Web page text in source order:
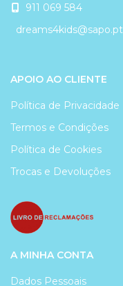
911 069 584
dreams4kids@sapo.pt
APOIO AO CLIENTE
Política de Privacidade
Termos e Condições
Política de Cookies
Trocas e Devoluções
A MINHA CONTA
Dados Pessoais